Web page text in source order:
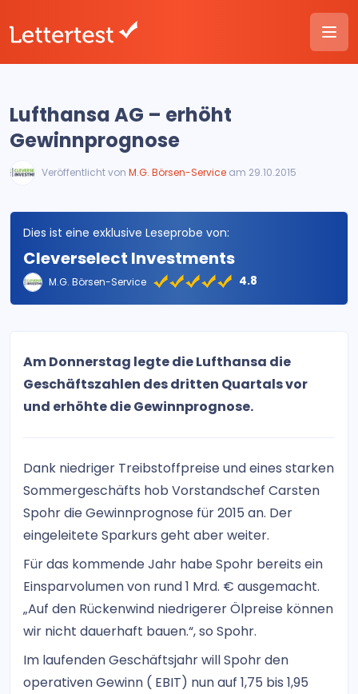
Lufthansa AG – erhöht
Gewinnprognose
Veröffentlicht von M.G. Börsen-Service am 29.10.2015
Dies ist eine exklusive Leseprobe von:
Cleverselect Investments
M.G. Börsen-Service 4.8
Am Donnerstag legte die Lufthansa die
Geschäftszahlen des dritten Quartals vor
und erhöhte die Gewinnprognose.
Dank niedriger Treibstoffpreise und eines starken
Sommergeschäfts hob Vorstandschef Carsten
Spohr die Gewinnprognose für 2015 an. Der
eingeleitete Sparkurs geht aber weiter.
Für das kommende Jahr habe Spohr bereits ein
Einsparvolumen von rund 1 Mrd. € ausgemacht.
„Auf den Rückenwind niedrigerer Ölpreise können
wir nicht dauerhaft bauen.“, so Spohr.
Im laufenden Geschäftsjahr will Spohr den
operativen Gewinn ( EBIT) nun auf 1,75 bis 1,95